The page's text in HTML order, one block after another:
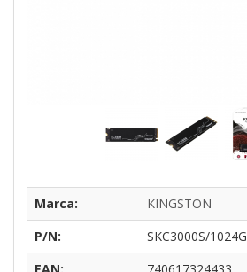
Marca:
KINGSTON
P/N:
SKC3000S/1024G